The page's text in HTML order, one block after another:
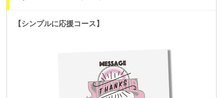
【シンプルに応援コース】